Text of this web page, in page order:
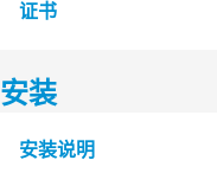
S1016551 G Ex FRAME
FRAME
S1511958 G...W Ex FRAME
FRAME
证书
认证机构
CSA
安装
安装说明